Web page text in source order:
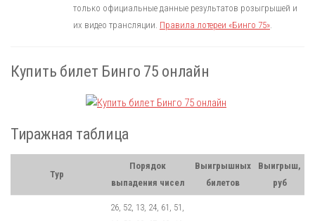
только официальные данные результатов розыгрышей и
их видео трансляции. Правила лотереи «Бинго 75».
Купить билет Бинго 75 онлайн
Тиражная таблица
Тур
Порядок
выпадения чисел
Выигрышных
билетов
Выигрыш,
руб
26, 52, 13, 24, 61, 51,